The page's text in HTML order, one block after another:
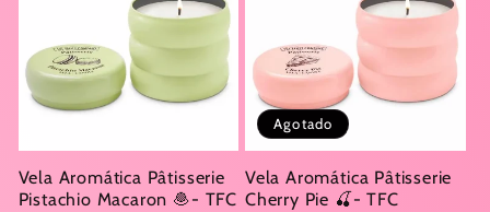
Vela Aromática Pâtisserie
Pistachio Macaron 🧆- TFC
Agotado
Vela Aromática Pâtisserie
Cherry Pie 🍒- TFC